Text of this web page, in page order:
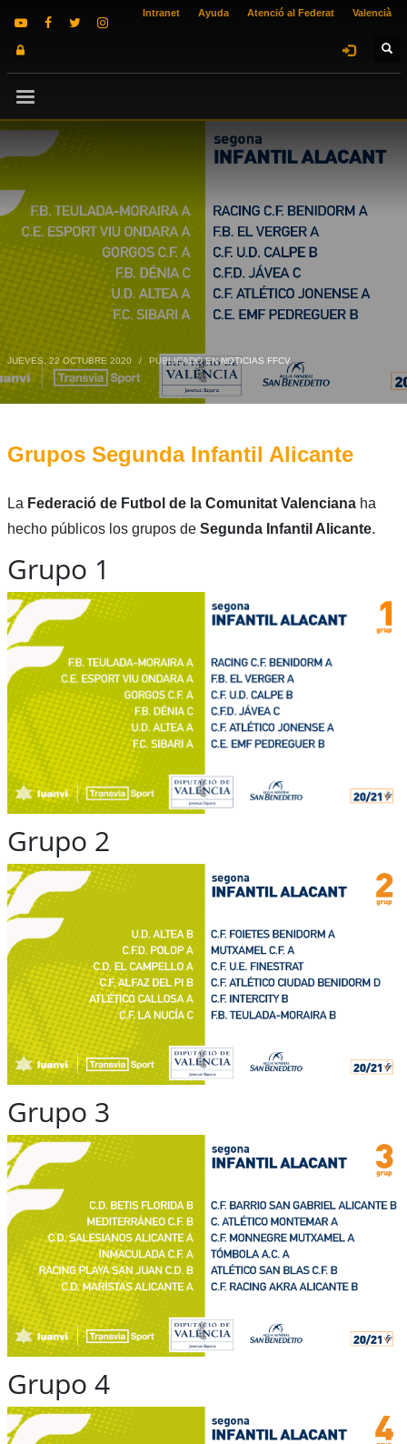
Intranet Ayuda Atenció al Federat Valencià
JUEVES, 22 OCTUBRE 2020 / PUBLICADO ENNOTICIAS FFCV
Grupos Segunda Infantil Alicante
La Federació de Futbol de la Comunitat Valencianaha
hecho públicos los grupos de Segunda Infantil Alicante.
Grupo 1
Grupo 2
Grupo 3
Grupo 4